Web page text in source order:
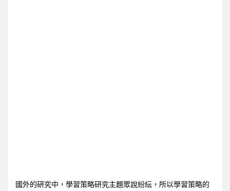
國外的研究中，學習策略研究主題眾說紛紜，所以學習策略的